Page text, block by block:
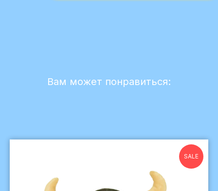
Вам может понравиться:
SALE